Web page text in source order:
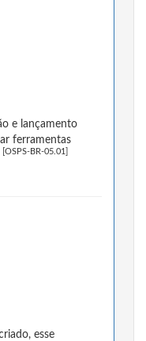
e lançamento
ferramentas
[OSPS-BR-05.01]
esse